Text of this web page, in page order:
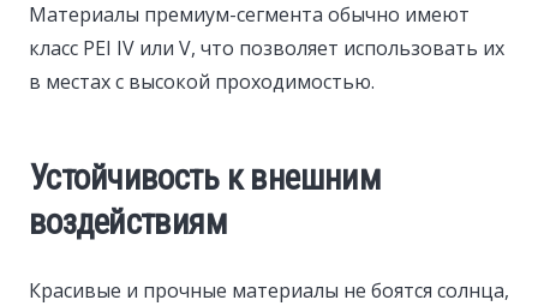
Материалы премиум-сегмента обычно имеют
класс PEI IV или V, что позволяет использовать их
в местах с высокой проходимостью.
Устойчивость к внешним
воздействиям
Красивые и прочные материалы не боятся солнца,